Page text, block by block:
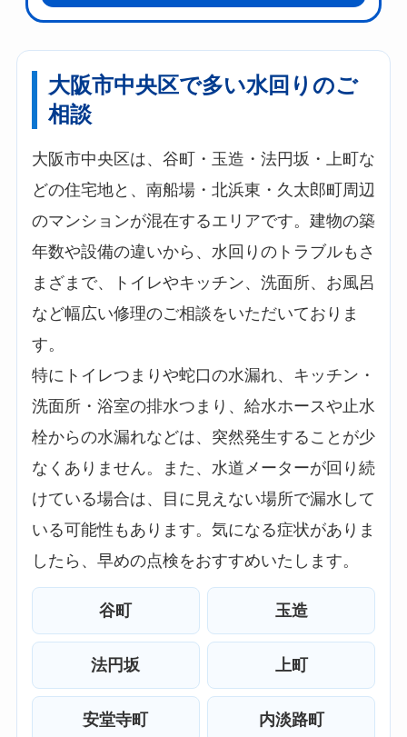
大阪市中央区で多い水回りのご
相談
大阪市中央区は、谷町・玉造・法円坂・上町な
どの住宅地と、南船場・北浜東・久太郎町周辺
のマンションが混在するエリアです。建物の築
年数や設備の違いから、水回りのトラブルもさ
まざまで、トイレやキッチン、洗面所、お風呂
など幅広い修理のご相談をいただいておりま
す。
特にトイレつまりや蛇口の水漏れ、キッチン・
洗面所・浴室の排水つまり、給水ホースや止水
栓からの水漏れなどは、突然発生することが少
なくありません。また、水道メーターが回り続
けている場合は、目に見えない場所で漏水して
いる可能性もあります。気になる症状がありま
したら、早めの点検をおすすめいたします。
谷町 玉造
法円坂 上町
安堂寺町 内淡路町